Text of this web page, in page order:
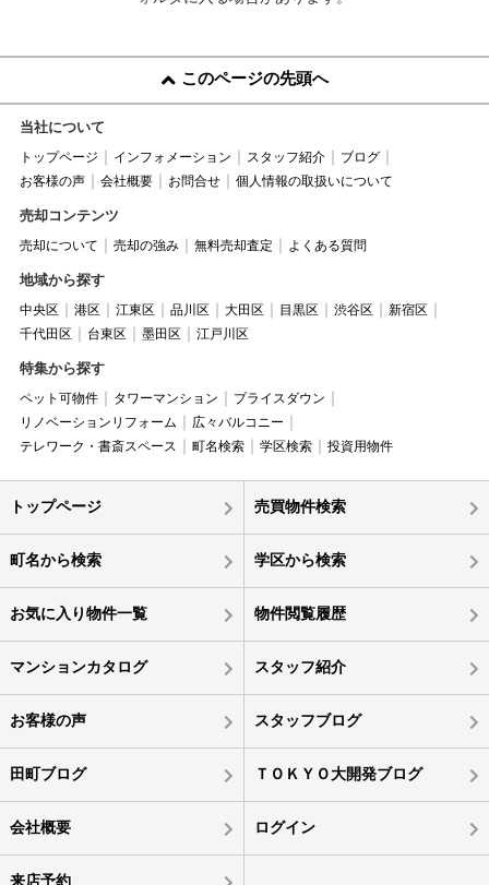
このページの先頭へ
当社について
トップページ インフォメーション スタッフ紹介
ブログ
お客様の声
会社概要 お問合せ 個人情報の取扱いについて
売却コンテンツ
売却について 売却の強み 無料売却査定 よくある質問
地域から探す
中央区 港区 江東区 品川区 大田区 目黒区 渋谷区
新宿区
千代田区
台東区 墨田区 江戸川区
特集から探す
ペット可物件 タワーマンション
プライスダウン
リノベーションリフォーム
広々バルコニー
テレワーク・書斎スペース
町名検索 学区検索 投資用物件
トップページ 売買物件検索
町名から検索 学区から検索
お気に入り物件一覧 物件閲覧履歴
マンションカタログ スタッフ紹介
お客様の声 スタッフブログ
田町ブログ ＴＯＫＹＯ大開発ブログ
会社概要 ログイン
来店予約